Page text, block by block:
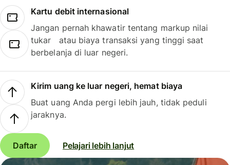
Kartu debit internasional
Jangan pernah khawatir tentang markup nilai
tukar atau biaya transaksi yang tinggi saat
berbelanja di luar negeri.
Kirim uang ke luar negeri, hemat biaya
Buat uang Anda pergi lebih jauh, tidak peduli
jaraknya.
Daftar Pelajari lebih lanjut